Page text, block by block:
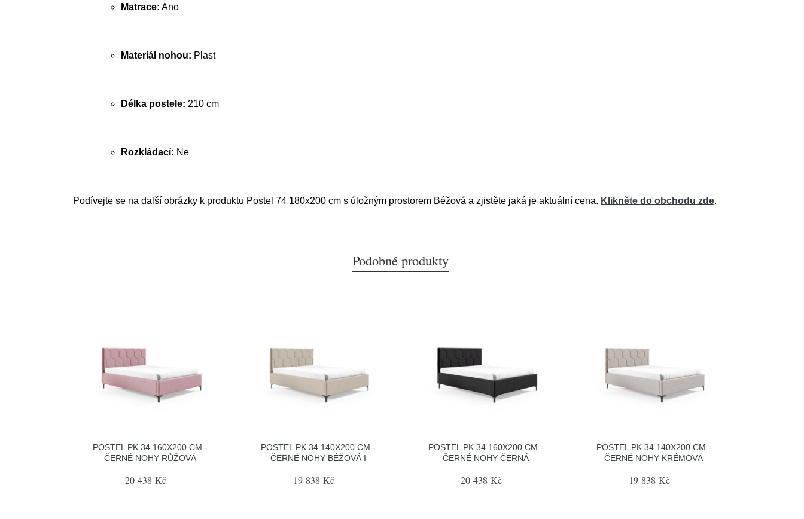
Matrace: Ano
Materiál nohou: Plast
Délka postele: 210 cm
Rozkládací: Ne
Podívejte se na další obrázky k produktu Postel 74 180x200 cm s úložným prostorem Béžová a zjistěte jaká je aktuální cena. Klikněte do obchodu zde.
Podobné produkty
POSTEL PK 34 160X200 CM -
ČERNÉ NOHY RŮŽOVÁ
20 438 Kč
POSTEL PK 34 140X200 CM -
ČERNÉ NOHY BÉŽOVÁ I
19 838 Kč
POSTEL PK 34 160X200 CM -
ČERNÉ NOHY ČERNÁ
20 438 Kč
POSTEL PK 34 140X200 CM -
ČERNÉ NOHY KRÉMOVÁ
19 838 Kč